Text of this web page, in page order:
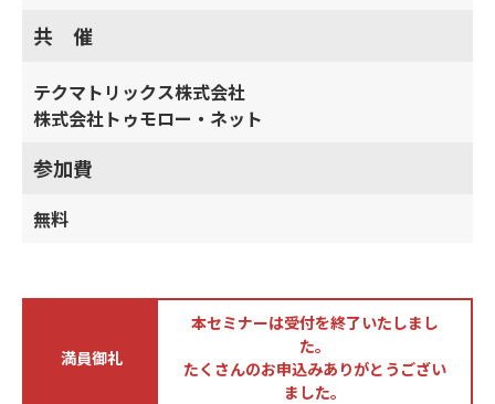
共 催
テクマトリックス株式会社
株式会社トゥモロー・ネット
参加費
無料
満員御礼
本セミナーは受付を終了いたしまし
た。
たくさんのお申込みありがとうござい
ました。